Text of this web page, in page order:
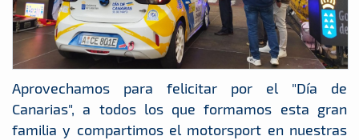
Aprovechamos para felicitar por el "Día de
Canarias", a todos los que formamos esta gran
familia y compartimos el motorsport en nuestras